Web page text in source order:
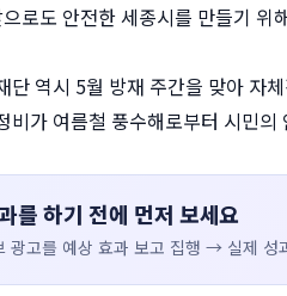
로도 안전한 세종시를 만들기 위
단 역시 5월 방재 주간을 맞아
비가 여름철 풍수해로부터 시민
를 하기 전에 먼저 보세요
광고를 예상 효과 보고 집행 → 실제 성